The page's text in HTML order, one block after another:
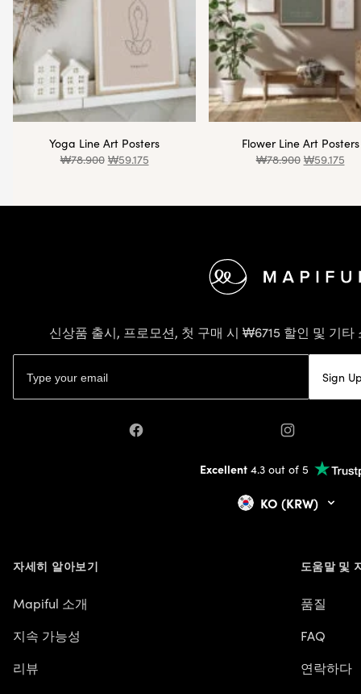
Yoga Line Art Posters
₩78.900 ₩59.175
Flower Line Art Posters
₩78.900 ₩59.175
신상품 출시, 프로모션, 첫 구매 시 ₩6715 할인 및 기
Sign
Facebook Instagram
Excellent 4.3 out of 5
KO (KRW)
자세히 알아보기
Mapiful 소개
지속 가능성
리뷰
도움말 및
품질
FAQ
연락하다